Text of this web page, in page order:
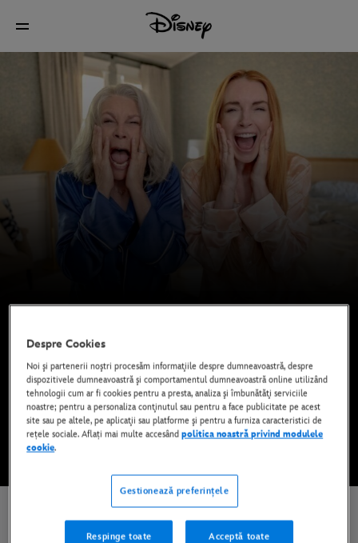
Disponibil pe Disney+
PRIVIȚI FILMUL PE DISNEY+
Vinerea şi Mai Trăznită
Despre Cookies
Noi şi partenerii noştri procesăm informaţiile despre dumneavoastră, despre
dispozitivele dumneavoastră şi comportamentul dumneavoastră online utilizând
tehnologii cum ar fi cookies pentru a presta, analiza şi îmbunătăţi serviciile
noastre; pentru a personaliza conţinutul sau pentru a face publicitate pe acest
site sau pe altele, pe aplicaţii sau platforme şi pentru a furniza caracteristici de
rețele sociale. Aflați mai multe accesândpolitica noastră privind modulele
cookie.
Gestionează preferințele
Respinge toate Acceptă toate